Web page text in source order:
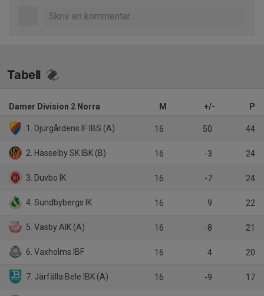
Tabell
Damer Division 2 Norra M +/- P
1. Djurgårdens IF IBS (A) 16 50 44
2. Hässelby SK IBK (B) 16 -3 24
3. Duvbo IK 16 -7 24
4. Sundbybergs IK 16 9 22
5. Väsby AIK (A) 16 -8 21
6. Vaxholms IBF 16 4 20
7. Järfälla Bele IBK (A) 16 -9 17